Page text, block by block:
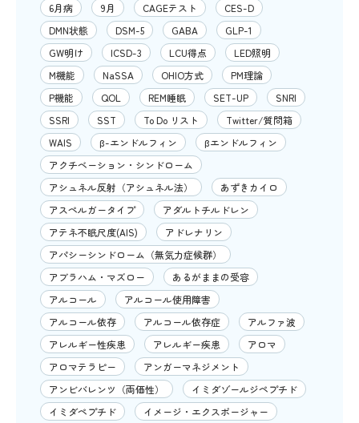
6月病
9月 CAGEテスト
CES-D
DMN状態
DSM-5 GABA
GLP-1
GW明け
ICSD-3 LCU得点
LED照明
M機能
NaSSA OHIO方式
PM理論
P機能
QOL REM睡眠 SET-UP
SNRI
SSRI
SST To Do リスト
Twitter/質問箱
WAIS
β-エンドルフィン
βエンドルフィン
アクチベーション・シンドローム
アシュネル反射（アシュネル法）
あずきカイロ
アスペルガータイプ
アダルトチルドレン
アテネ不眠尺度(AIS)
アドレナリン
アパシーシンドローム（無気力症候群）
アブラハム・マズロー
あるがままの受容
アルコール
アルコール使用障害
アルコール依存
アルコール依存症
アルファ波
アレルギー性疾患
アレルギー疾患
アロマ
アロマテラピー
アンガーマネジメント
アンビバレンツ（両価性）
イミダゾールジペプチド
イミダペプチド
イメージ・エクスポージャー